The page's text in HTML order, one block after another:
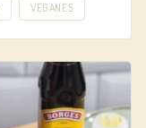
VEGANES